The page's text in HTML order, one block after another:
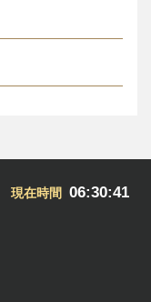
現在時間 06:30:42